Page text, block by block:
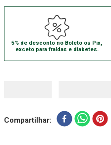
5% de desconto no Boleto ou Pix,
exceto para fraldas e diabetes.
Compartilhar